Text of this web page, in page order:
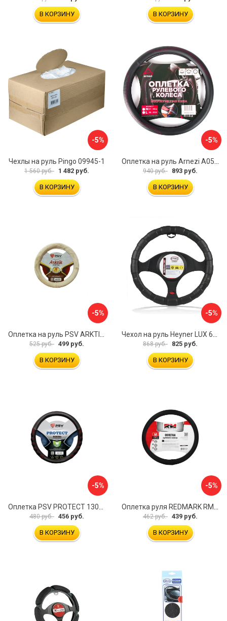
В КОРЗИНУ В КОРЗИНУ
-5%
Чехлы на руль Pingo 09945-1
1 560 руб. 1 482 руб.
В КОРЗИНУ
-5%
940 руб. 893 руб.
В КОРЗИНУ
-5%
525 руб. 499 руб.
В КОРЗИНУ
-5%
868 руб. 825 руб.
В КОРЗИНУ
-5%
Оплетка PSV PROTECT 130503
480 руб. 456 руб.
В КОРЗИНУ
-5%
Оплетка руля REDMARK RM78002
462 руб. 439 руб.
В КОРЗИНУ